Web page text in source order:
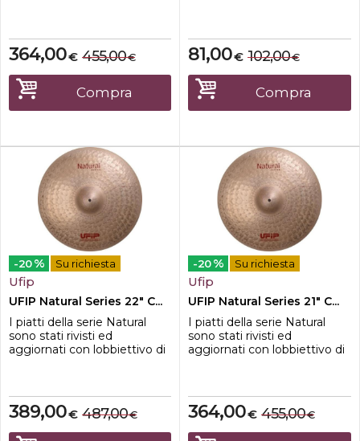
musicali, facendo dei Class la
serie più completa e
versatile della nostra
gamma.I Class offrono
qualcosa in più da tutti i
punti di v...
€
364,00 €
455,00
Compra
piatti di questa linea,
garantisce il rispetto di
standard qualitativi molto
elevati e di caratteristiche
sonore tipiche di un prodotto
di qu...
€
81,00 €
102,00
Compra
-20 % Su richiesta
Ufip
UFIP Natural Series 22" C...
I piatti della serie Natural
sono stati rivisti ed
aggiornati con lobbiettivo di
presentazione nel lontano
1992.I nuovi Natural si
presentano adesso con un
€
389,00 €
487,00
-20 % Su richiesta
Ufip
UFIP Natural Series 21" C...
I piatti della serie Natural
sono stati rivisti ed
aggiornati con lobbiettivo di
presentazione nel lontano
1992.I nuovi Natural si
presentano adesso con un
€
364,00 €
455,00